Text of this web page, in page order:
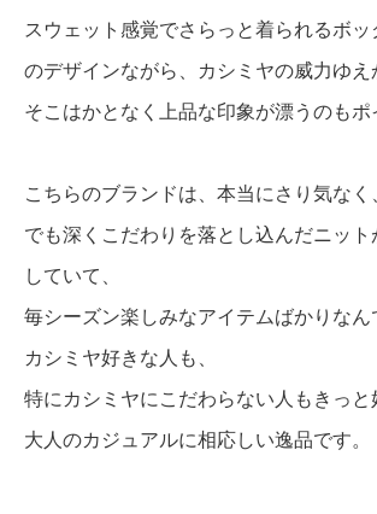
スウェット感覚でさらっと着られるボッ
のデザインながら、カシミヤの威力ゆえ
そこはかとなく上品な印象が漂うのもポ
こちらのブランドは、本当にさり気なく
でも深くこだわりを落とし込んだニッ
していて、
毎シーズン楽しみなアイテムばかりなん
カシミヤ好きな人も、
特にカシミヤにこだわらない人もきっと
大人のカジュアルに相応しい逸品です。